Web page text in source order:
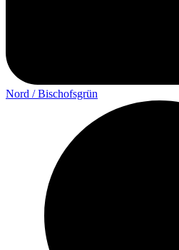
Nord / Bischofsgrün